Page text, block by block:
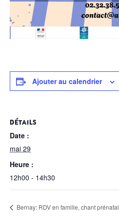
Ajouter au calendrier
DÉTAILS
Date :
mai 29
Heure :
12h00 - 14h30
Bernay: RDV en famille, chant prénatal